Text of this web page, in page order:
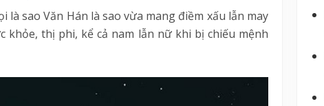
là sao Văn Hán là sao vừa mang điềm xấu lẫn may
khỏe, thị phi, kể cả nam lẫn nữ khi bị chiếu mệnh